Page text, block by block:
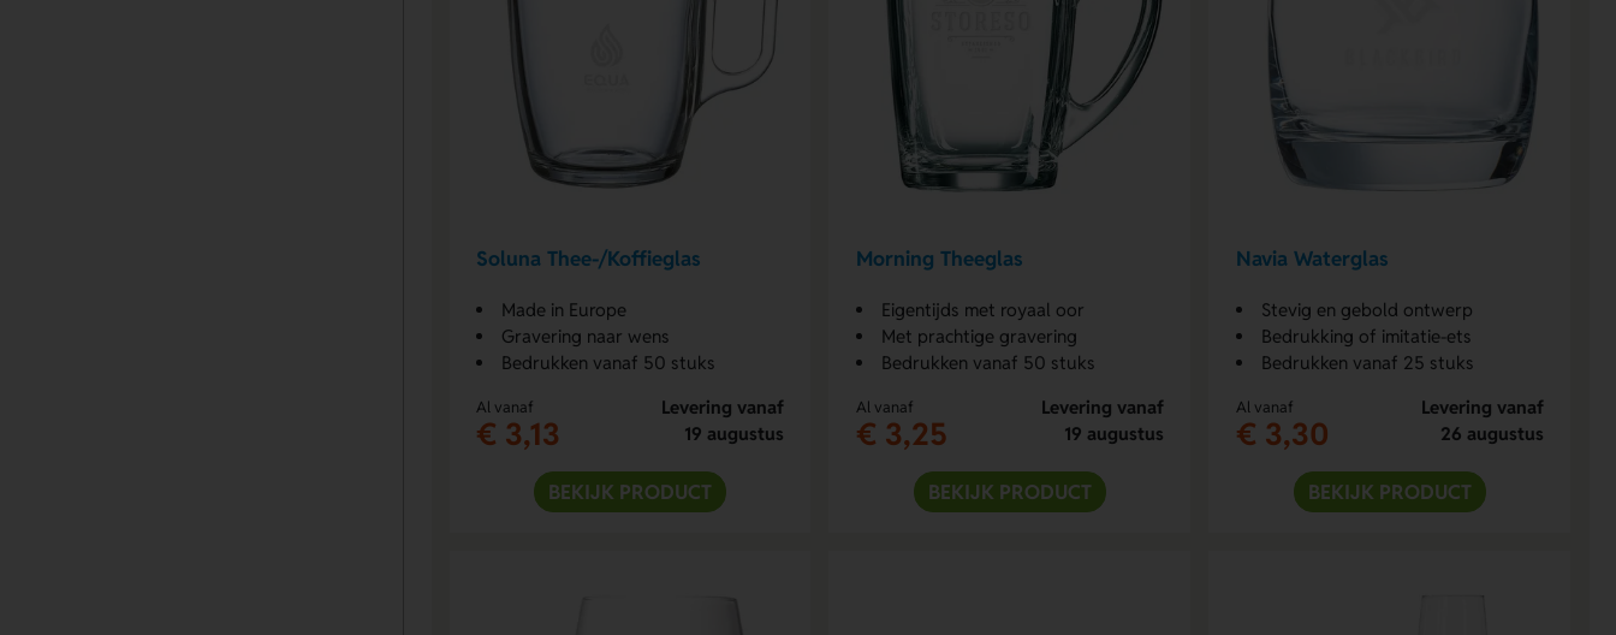
Soluna Thee-/Koffieglas
Made in Europe
Gravering naar wens
Bedrukken vanaf 50 stuks
Al vanaf
€ 3,13
Levering vanaf
19 augustus
BEKIJK PRODUCT
Morning Theeglas
Eigentijds met royaal oor
Met prachtige gravering
Bedrukken vanaf 50 stuks
Al vanaf
€ 3,25
Levering vanaf
19 augustus
BEKIJK PRODUCT
Navia Waterglas
Stevig en gebold ontwerp
Bedrukking of imitatie-ets
Bedrukken vanaf 25 stuks
Al vanaf
€ 3,30
Levering vanaf
26 augustus
BEKIJK PRODUCT